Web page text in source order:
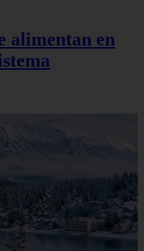
alimentan en